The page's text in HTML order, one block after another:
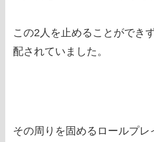
この2人を止めることができ
配されていました。
その周りを固めるロールプレ